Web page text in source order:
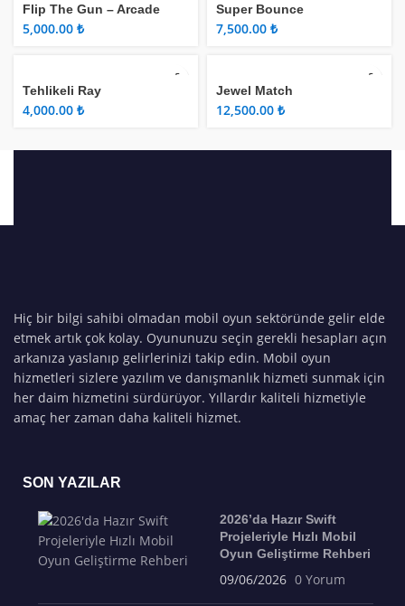
Flip The Gun – Arcade
₺
Super Bounce
₺
Tehlikeli Ray
₺
Jewel Match
₺
Hiç bir bilgi sahibi olmadan mobil oyun sektöründe gelir elde
etmek artık çok kolay. Oyununuzu seçin gerekli hesapları açın
arkanıza yaslanıp gelirlerinizi takip edin. Mobil oyun
hizmetleri sizlere yazılım ve danışmanlık hizmeti sunmak için
her daim hizmetini sürdürüyor. Yıllardır kaliteli hizmetiyle
amaç her zaman daha kaliteli hizmet.
SON YAZILAR
2026’da Hazır Swift
Projeleriyle Hızlı Mobil
Oyun Geliştirme Rehberi
09/06/2026 0 Yorum